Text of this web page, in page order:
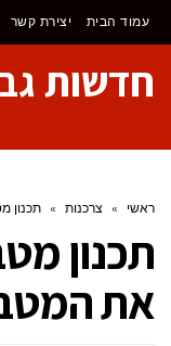
לתוכן
עמוד הבית יצירת קשר
חדשות
ראשי » צרכנות » תכנון
תכנון
את